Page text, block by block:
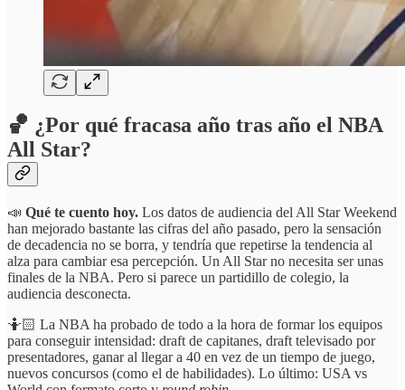
🏀 ¿Por qué fracasa año tras año el NBA
All Star?
📣 Qué te cuento hoy. Los datos de audiencia del All Star Weekend
han mejorado bastante las cifras del año pasado, pero la sensación
de decadencia no se borra, y tendría que repetirse la tendencia al
alza para cambiar esa percepción. Un All Star no necesita ser unas
finales de la NBA. Pero si parece un partidillo de colegio, la
audiencia desconecta.
🤷🏻 La NBA ha probado de todo a la hora de formar los equipos
para conseguir intensidad: draft de capitanes, draft televisado por
presentadores, ganar al llegar a 40 en vez de un tiempo de juego,
nuevos concursos (como el de habilidades). Lo último: USA vs